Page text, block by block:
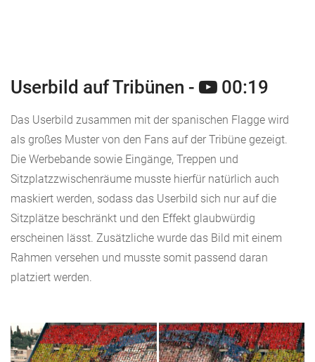
Userbild auf Tribünen - 00:19
Das Userbild zusammen mit der spanischen Flagge wird
als großes Muster von den Fans auf der Tribüne gezeigt.
Die Werbebande sowie Eingänge, Treppen und
Sitzplatzzwischenräume musste hierfür natürlich auch
maskiert werden, sodass das Userbild sich nur auf die
Sitzplätze beschränkt und den Effekt glaubwürdig
erscheinen lässt. Zusätzliche wurde das Bild mit einem
Rahmen versehen und musste somit passend daran
platziert werden.